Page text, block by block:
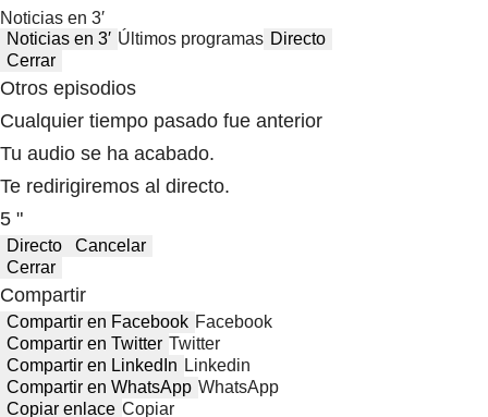
Noticias en 3′
Noticias en 3′ Últimos programas Directo
Cerrar
Otros episodios
Cualquier tiempo pasado fue anterior
Tu audio se ha acabado.
Te redirigiremos al directo.
5 "
Directo
Cancelar
Cerrar
Compartir
Compartir en Facebook Facebook
Compartir en Twitter Twitter
Compartir en LinkedIn Linkedin
Compartir en WhatsApp WhatsApp
Copiar enlace Copiar